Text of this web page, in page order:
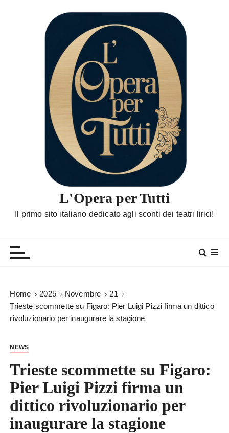
L'Opera per Tutti
Il primo sito italiano dedicato agli sconti dei teatri lirici!
Home 2025 Novembre
21
Trieste scommette su Figaro: Pier Luigi Pizzi firma un dittico
rivoluzionario per inaugurare la stagione
NEWS
Trieste scommette su Figaro:
Pier Luigi Pizzi firma un
dittico rivoluzionario per
inaugurare la stagione